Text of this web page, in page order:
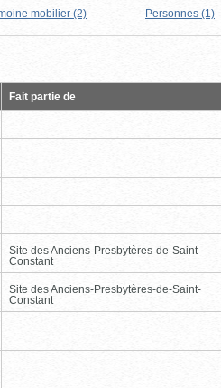
mobilier (2) Personnes (1)
Fait partie de
Site des Anciens-Presbytères-de-Saint-
Constant
Site des Anciens-Presbytères-de-Saint-
Constant